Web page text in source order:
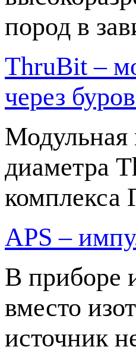
пород в
ThruBit –
через
Модульная
диаметра
комплекса
APS –
В приборе
вместо
источник